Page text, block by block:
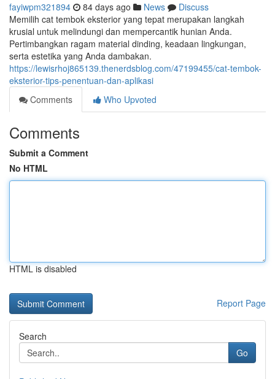
fayiwpm321894 84 days ago News
Discuss
Memilih cat tembok eksterior yang tepat merupakan langkah
krusial untuk melindungi dan mempercantik hunian Anda.
Pertimbangkan ragam material dinding, keadaan lingkungan,
serta estetika yang Anda dambakan.
https://lewisrhoj865139.thenerdsblog.com/47199455/cat-tembok-
eksterior-tips-penentuan-dan-aplikasi
Comments
Who Upvoted
Comments
Submit a Comment
No HTML
HTML is disabled
Report Page
Search
Go